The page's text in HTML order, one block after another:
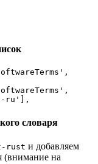
ru'],
словаря
rust и добавляем
(внимание на